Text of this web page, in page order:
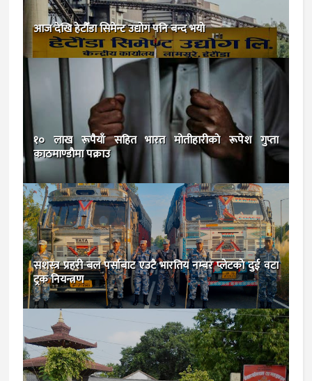
आज देखि हेटौँडा सिमेन्ट उद्योग पनि बन्द भयाे
१० लाख रूपैयाँ सहित भारत मोतीहारीकाे रूपेश गुप्ता
काठमाण्डाैमा पक्राउ
सशस्त्र प्रहरी बल पर्साबाट एउटै भारतिय नम्बर प्लेटकाे दुई वटा
ट्रक नियन्त्रण